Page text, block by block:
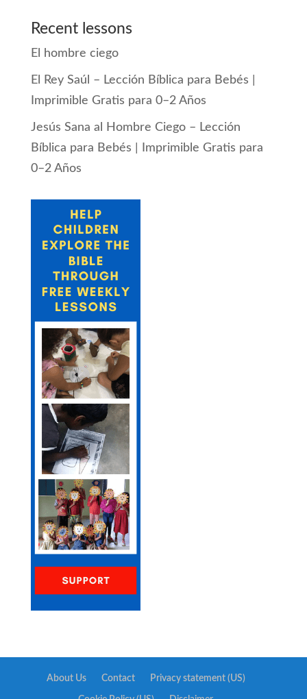
Recent lessons
El hombre ciego
El Rey Saúl – Lección Bíblica para Bebés |
Imprimible Gratis para 0–2 Años
Jesús Sana al Hombre Ciego – Lección
Bíblica para Bebés | Imprimible Gratis para
0–2 Años
About Us Contact Privacy statement (US)